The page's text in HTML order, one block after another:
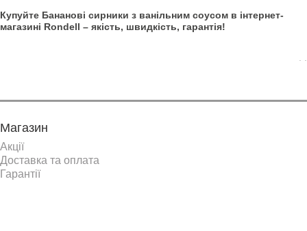
Купуйте Бананові сирники з ванільним соусом в інтернет-
магазині Rondell – якість, швидкість, гарантія!
Магазин
Акції
Доставка та оплата
Гарантії